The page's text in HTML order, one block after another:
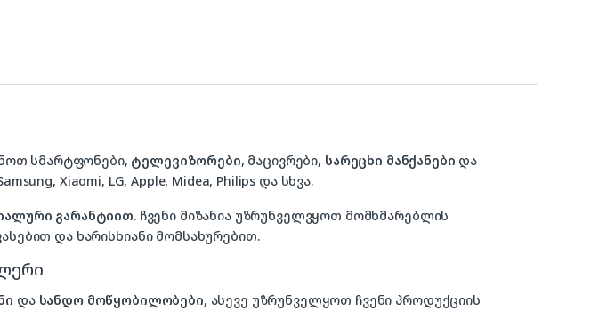
სმარტფონები, ტელევიზორები, მაცივრები, სარეცხი მანქანები და
Xiaomi, LG, Apple, Midea, Philips და სხვა.
გარანტიით. ჩვენი მიზანია უზრუნველვყოთ მომხმარებლის
და ხარისხიანი მომსახურებით.
და სანდო მოწყობილობები, ასევე უზრუნველყოთ ჩვენი პროდუქციის